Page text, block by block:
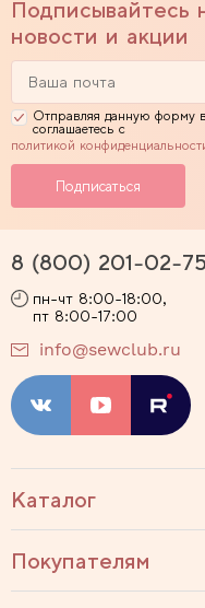
Подписывайтесь
новости и акции
Отправляя данную форму
соглашаетесь с
политикой
Каталог
Покупателям
8 (800) 201-02-75
пн-чт 8:00-18:00,
пт 8:00-17:00
info@sewclub.ru